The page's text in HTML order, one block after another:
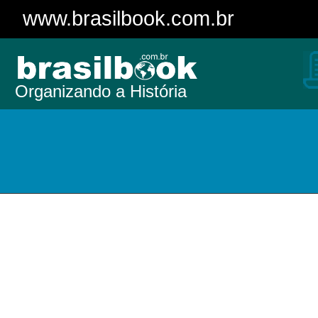
www.brasilbook.com.br
Organizando a História